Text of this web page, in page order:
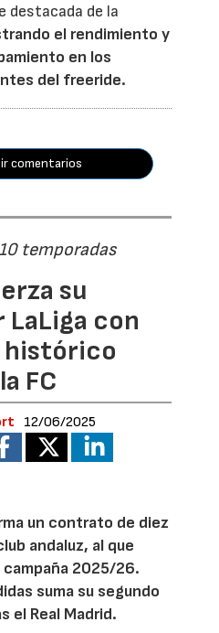
destacada de la
el rendimiento y
en los
del freeride.
comentarios
temporadas
su
LaLiga con
histórico
FC
12/06/2025
un contrato de diez
andaluz, al que
2025/26.
suma su segundo
el Real Madrid.